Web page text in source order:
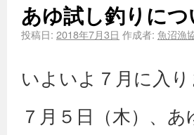
あゆ試し釣りにつ
投稿日: 2018年7月3日 作成者: 魚沼漁
いよいよ７月に入り
７月５日（木）、